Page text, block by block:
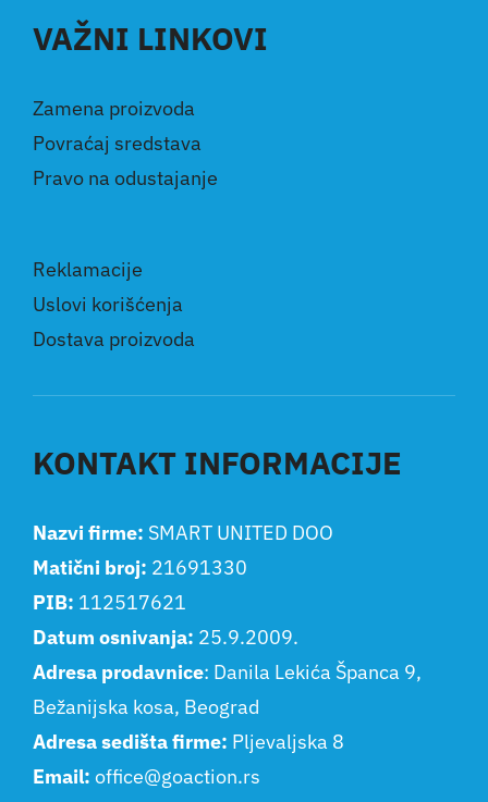
VAŽNI LINKOVI
Zamena proizvoda
Povraćaj sredstava
Pravo na odustajanje
Reklamacije
Uslovi korišćenja
Dostava proizvoda
KONTAKT INFORMACIJE
Nazvi firme: SMART UNITED DOO
Matični broj: 21691330
PIB: 112517621
Datum osnivanja: 25.9.2009.
Adresa prodavnice: Danila Lekića Španca 9,
Bežanijska kosa, Beograd
Adresa sedišta firme: Pljevaljska 8
Email: office@goaction.rs